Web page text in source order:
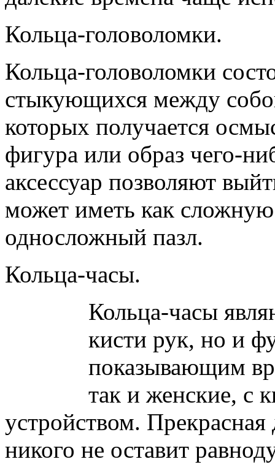
Кольца-головоломки.
Кольца-головоломки
стыкующихся между
которых получается
фигура или образ чего-
аксессуар позволяют
может иметь как
односложный пазл.
Кольца-часы.
Кольца-часы
кисти рук, но и
показывающим
так и женские, с
устройством. Прекрасная
никого не оставит